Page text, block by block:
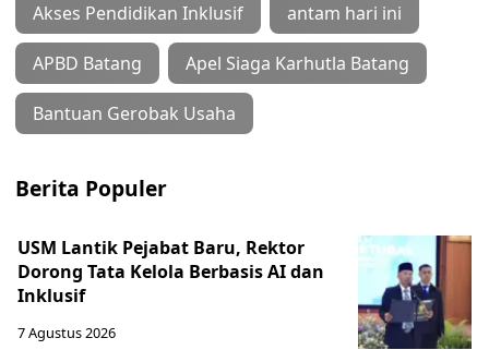
Akses Pendidikan Inklusif antam hari ini
APBD Batang Apel Siaga Karhutla Batang
Bantuan Gerobak Usaha
Berita Populer
USM Lantik Pejabat Baru, Rektor
Dorong Tata Kelola Berbasis AI dan
Inklusif
7 Agustus 2026